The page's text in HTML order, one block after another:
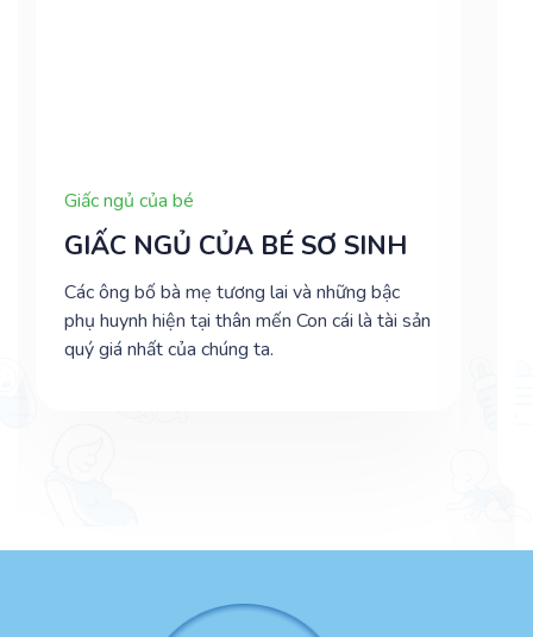
Giấc ngủ của bé
GIẤC NGỦ CỦA BÉ SƠ SINH
Các ông bố bà mẹ tương lai và những bậc
phụ huynh hiện tại thân mến Con cái là tài sản
quý giá nhất của chúng ta.